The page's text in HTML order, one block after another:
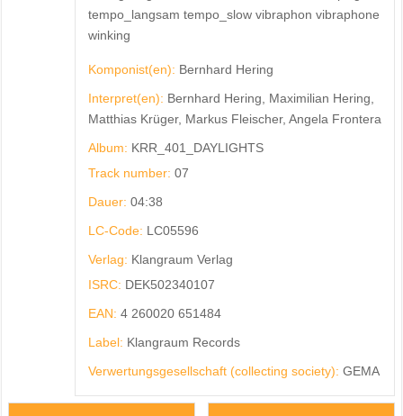
tempo_langsam tempo_slow vibraphon vibraphone
winking
Komponist(en): Bernhard Hering
Interpret(en): Bernhard Hering, Maximilian Hering,
Matthias Krüger, Markus Fleischer, Angela Frontera
Album: KRR_401_DAYLIGHTS
Track number: 07
Dauer: 04:38
LC-Code: LC05596
Verlag: Klangraum Verlag
ISRC: DEK502340107
EAN: 4 260020 651484
Label: Klangraum Records
Verwertungsgesellschaft (collecting society): GEMA